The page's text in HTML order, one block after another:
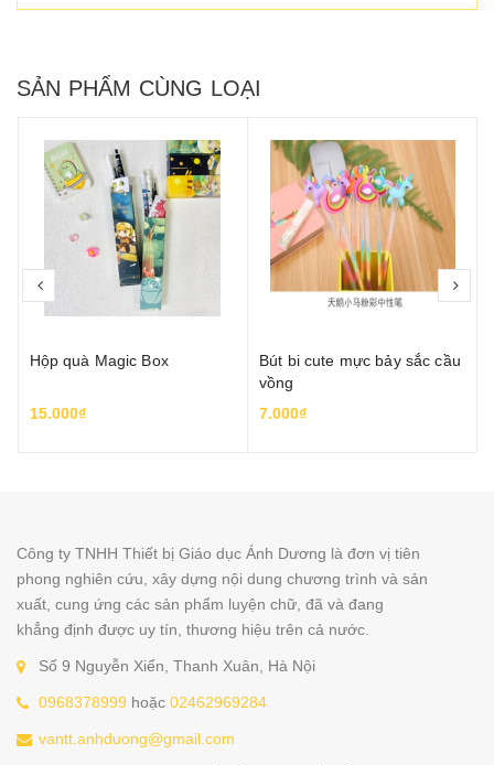
SẢN PHẨM CÙNG LOẠI
Hộp quà Magic Box
15.000₫
Bút bi cute mực bảy sắc cầu
vồng
7.000₫
Công ty TNHH Thiết bị Giáo dục Ánh Dương là đơn vị tiên
phong nghiên cứu, xây dựng nội dung chương trình và sản
xuất, cung ứng các sản phẩm luyện chữ, đã và đang
khẳng định được uy tín, thương hiệu trên cả nước.
Số 9 Nguyễn Xiển, Thanh Xuân, Hà Nội
0968378999 hoặc 02462969284
vantt.anhduong@gmail.com